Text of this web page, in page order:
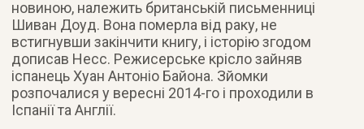
новиною, належить британській письменниці
Шиван Доуд. Вона померла від раку, не
встигнувши закінчити книгу, і історію згодом
дописав Несс. Режисерське крісло зайняв
іспанець Хуан Антоніо Байона. Зйомки
розпочалися у вересні 2014-го і проходили в
Іспанії та Англії.